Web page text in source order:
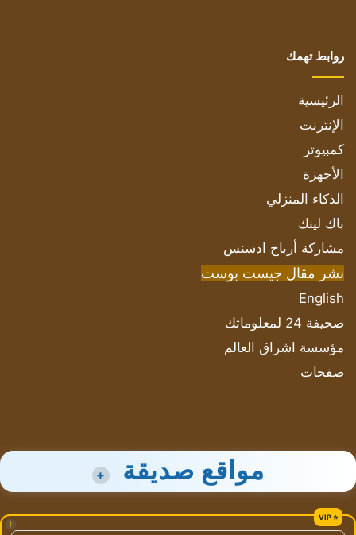
روابط تهمك
الرئيسية
الإنترنت
كمبيوتر
الأجهزة
الذكاء المنزلي
باك لينك
مشاركة أرباح ادسنس
نشر مقال جيست بوست
English
صحيفة 24 لمعلوماتك
مؤسسة اشراق العالم
صفحات
مواقع صديقة +
!